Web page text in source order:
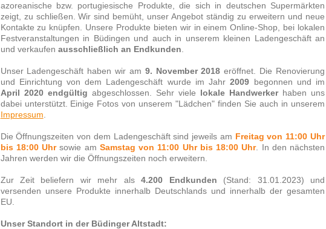
azoreanische bzw. portugiesische Produkte, die sich in deutschen Supermärkten
zeigt, zu schließen. Wir sind bemüht, unser Angebot ständig zu erweitern und neue
Kontakte zu knüpfen. Unsere Produkte bieten wir in einem Online-Shop, bei lokalen
Festveranstaltungen in Büdingen und auch in unserem kleinen Ladengeschäft an
und verkaufen ausschließlich an Endkunden
Unser Ladengeschäft haben wir am 9. November 2018 eröffnet. Die Renovierung
und Einrichtung von dem Ladengeschäft wurde im Jahr2009 begonnen und im
April 2020 endgültig abgeschlossen. Sehr viele lokale Handwerkerhaben uns
dabei unterstützt. Einige Fotos von unserem "Lädchen" finden Sie auch in unserem
Impressum
Die Öffnungszeiten von dem Ladengeschäft sind jeweils am Freitag von 11:00 Uhr
bis 18:00 Uhrsowie am Samstag von 11:00 Uhr bis 18:00 Uhr. In den nächsten
Jahren werden wir die Öffnungszeiten noch erweitern.
Zur Zeit beliefern wir mehr als4.200 Endkunden (Stand: 31.01.2023) und
versenden unsere Produkte innerhalb Deutschlands und innerhalb der gesamten
EU.
Unser Standort in der Büdinger Altstadt: